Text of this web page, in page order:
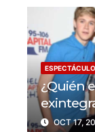
ESPECTÁCULO
¿Quién
murió
OCT 17,